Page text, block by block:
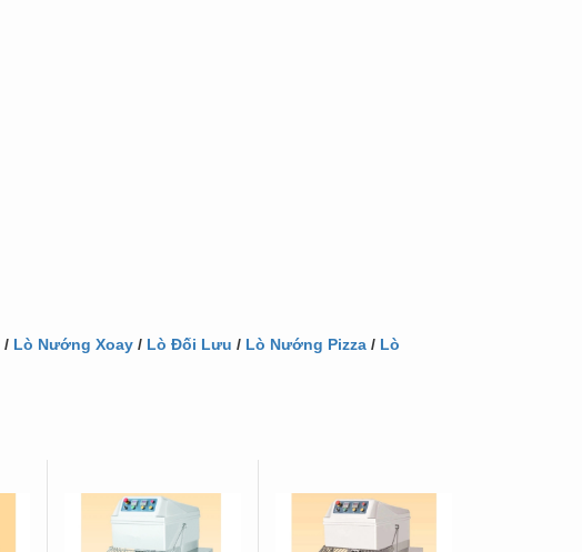
/ Lò Nướng Xoay / Lò Đối Lưu / Lò Nướng Pizza / Lò